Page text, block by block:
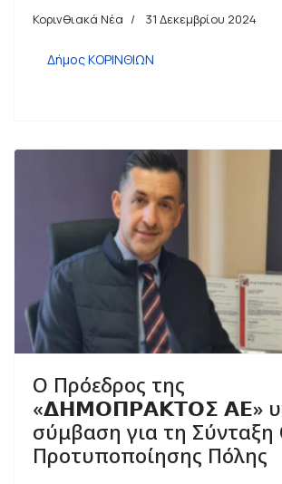
Κορινθιακά Νέα 31 Δεκεμβρίου 2024
Δήμος ΚΟΡΙΝΘΙΩΝ
Ο Πρόεδρος της
«𝝙𝝜𝝡𝝤𝝥𝝦𝝖𝝟𝝩𝝤𝝨 𝝖𝝚»
σύμβαση για τη
Προτυποποίησης Πόλης